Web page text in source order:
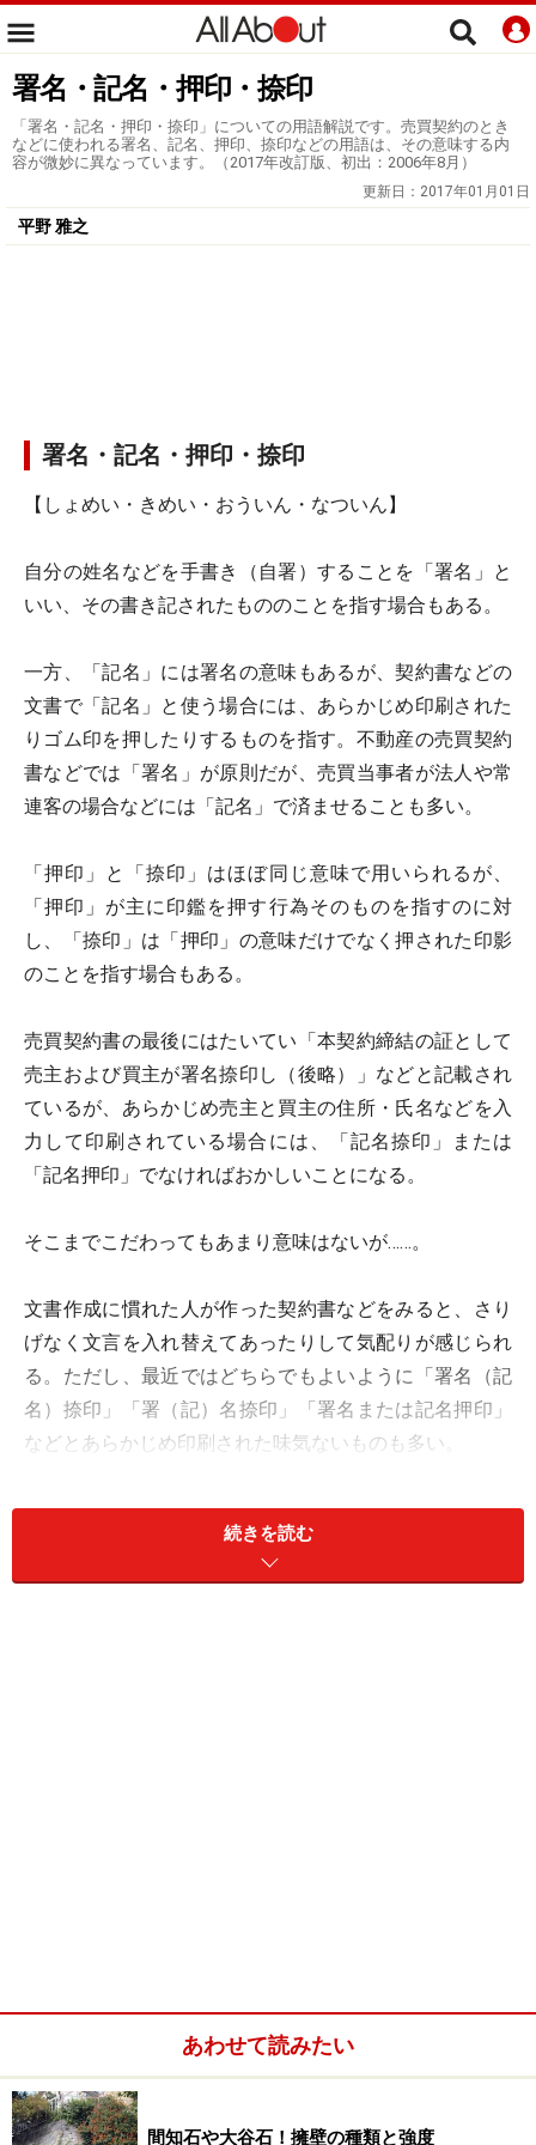
署名・記名・押印・捺印
「署名・記名・押印・捺印」についての用語解説です。売買契約のとき
などに使われる署名、記名、押印、捺印などの用語は、その意味する内
容が微妙に異なっています。（2017年改訂版、初出：2006年8月）
更新日： 2017年01月01日
平野 雅之
署名・記名・押印・捺印
【しょめい・きめい・おういん・なついん】
自分の姓名などを手書き（自署）することを「署名」と
いい、その書き記されたもののことを指す場合もある。
一方、「記名」には署名の意味もあるが、契約書などの
文書で「記名」と使う場合には、あらかじめ印刷された
りゴム印を押したりするものを指す。不動産の売買契約
書などでは「署名」が原則だが、売買当事者が法人や常
連客の場合などには「記名」で済ませることも多い。
「押印」と「捺印」はほぼ同じ意味で用いられるが、
「押印」が主に印鑑を押す行為そのものを指すのに対
し、「捺印」は「押印」の意味だけでなく押された印影
のことを指す場合もある。
売買契約書の最後にはたいてい「本契約締結の証として
売主および買主が署名捺印し（後略）」などと記載され
ているが、あらかじめ売主と買主の住所・氏名などを入
力して印刷されている場合には、「記名捺印」または
「記名押印」でなければおかしいことになる。
そこまでこだわってもあまり意味はないが……。
文書作成に慣れた人が作った契約書などをみると、さり
げなく文言を入れ替えてあったりして気配りが感じられ
る。ただし、最近ではどちらでもよいように「署名（記
名）捺印」「署（記）名捺印」「署名または記名押印」
などとあらかじめ印刷された味気ないものも多い。
※記事内容は執筆時点のものです。最新の内容をご確認くださ
続きを読む
あわせて読みたい
間知石や大谷石！擁壁の種類と強度